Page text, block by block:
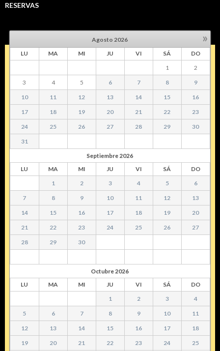
RESERVAS
»
Agosto 2026
LU
MA MI JU VI SÁ
DO
1
2
3
4 5 6 7 8
9
10
11 12 13 14 15
16
17
18 19 20 21 22
23
24
25 26 27 28 29
30
31
Septiembre 2026
LU
MA MI JU VI SÁ
DO
1
2 3 4 5
6
7
8 9 10 11 12
13
14
15 16 17 18 19
20
21
22 23 24 25 26
27
28
29 30
Octubre 2026
LU
MA MI JU VI SÁ
DO
1
2 3
4
5
6 7 8 9 10
11
12
13 14 15 16 17
18
19
20 21 22 23 24
25